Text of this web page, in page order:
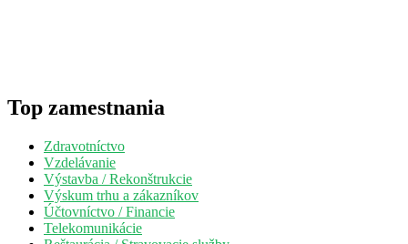
Top zamestnania
Zdravotníctvo
Vzdelávanie
Výstavba / Rekonštrukcie
Výskum trhu a zákazníkov
Účtovníctvo / Financie
Telekomunikácie